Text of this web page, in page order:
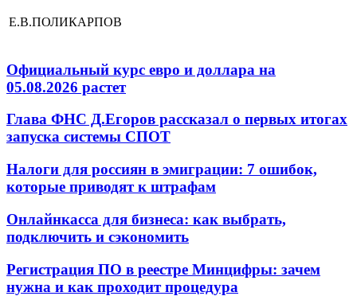
Е.В.ПОЛИКАРПОВ
Официальный курс евро и доллара на
05.08.2026 растет
Глава ФНС Д.Егоров рассказал о первых итогах
запуска системы СПОТ
Налоги для россиян в эмиграции: 7 ошибок,
которые приводят к штрафам
Онлайнкасса для бизнеса: как выбрать,
подключить и сэкономить
Регистрация ПО в реестре Минцифры: зачем
нужна и как проходит процедура